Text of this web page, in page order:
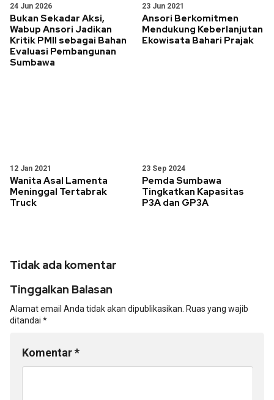
24 Jun 2026
Bukan Sekadar Aksi,
Wabup Ansori Jadikan
Kritik PMII sebagai Bahan
Evaluasi Pembangunan
Sumbawa
23 Jun 2021
Ansori Berkomitmen
Mendukung Keberlanjutan
Ekowisata Bahari Prajak
12 Jan 2021
Wanita Asal Lamenta
Meninggal Tertabrak
Truck
23 Sep 2024
Pemda Sumbawa
Tingkatkan Kapasitas
P3A dan GP3A
Tidak ada komentar
Tinggalkan Balasan
Alamat email Anda tidak akan dipublikasikan. Ruas yang wajib
ditandai *
Komentar*